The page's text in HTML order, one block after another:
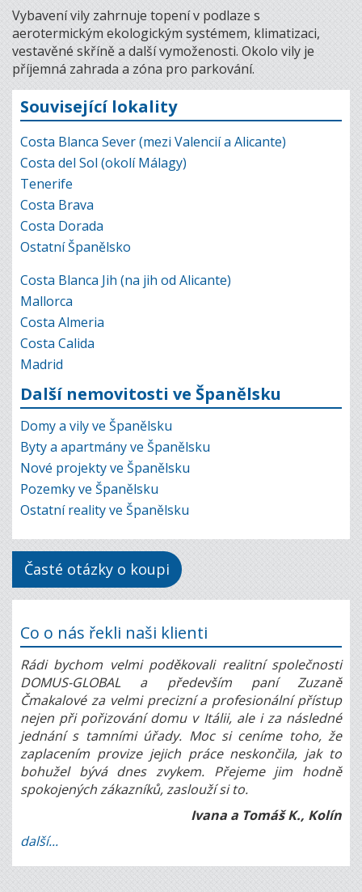
Vybavení vily zahrnuje topení v podlaze s
aerotermickým ekologickým systémem, klimatizaci,
vestavěné skříně a další vymoženosti. Okolo vily je
příjemná zahrada a zóna pro parkování.
Související lokality
Costa Blanca Sever (mezi Valencií a Alicante)
Costa del Sol (okolí Málagy)
Tenerife
Costa Brava
Costa Dorada
Ostatní Španělsko
Costa Blanca Jih (na jih od Alicante)
Mallorca
Costa Almeria
Costa Calida
Madrid
Další nemovitosti ve Španělsku
Domy a vily ve Španělsku
Byty a apartmány ve Španělsku
Nové projekty ve Španělsku
Pozemky ve Španělsku
Ostatní reality ve Španělsku
Časté otázky o koupi
Co o nás řekli naši klienti
Rádi bychom velmi poděkovali realitní společnosti
DOMUS-GLOBAL a především paní Zuzaně
Čmakalové za velmi precizní a profesionální přístup
nejen při pořizování domu v Itálii, ale i za následné
jednání s tamními úřady. Moc si ceníme toho, že
zaplacením provize jejich práce neskončila, jak to
bohužel bývá dnes zvykem. Přejeme jim hodně
spokojených zákazníků, zaslouží si to.
Ivana a Tomáš K., Kolín
další...